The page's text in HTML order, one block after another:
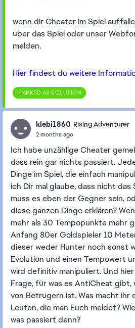
wenn dir Cheater im Spiel
über das Spiel oder unser
melden.
Hier findest du weitere
MARKED AS SOLUTION
klebi1860 Rising Adventurer
2 months ago
Ich habe unzählige Cheater
dass rein gar nichts passiert.
Dinge im Spiel, die einfach
ich Dir mal glaube, dass nicht
muss es eben der Gegner sein,
diese ganzen Dinge erklären?
mehr als 30 Tempopunkte mehr
Anfang 80er Goldspieler 10
dieser weder Hunter noch sonst
Evolution und einen Tempowert
wird definitiv manipuliert. Und
Frage, für was es AntiCheat gibt,
von Betrügern ist. Was macht ihr
Leuten, die man Euch meldet?
was passiert denn?